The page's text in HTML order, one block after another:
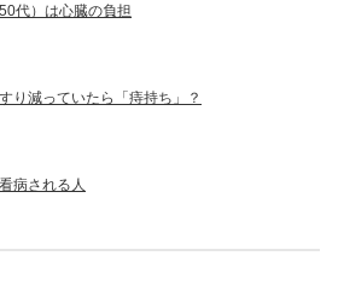
代）は心臓の負担
り減っていたら「痔持ち」？
病される人